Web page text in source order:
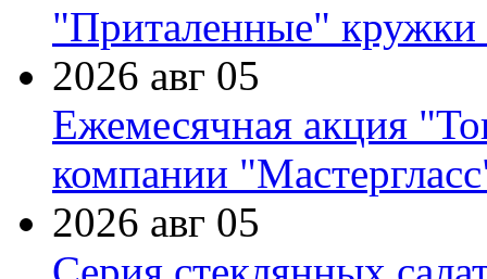
"Приталенные" кружки
2026 авг 05
Ежемесячная акция
компании
2026 авг 05